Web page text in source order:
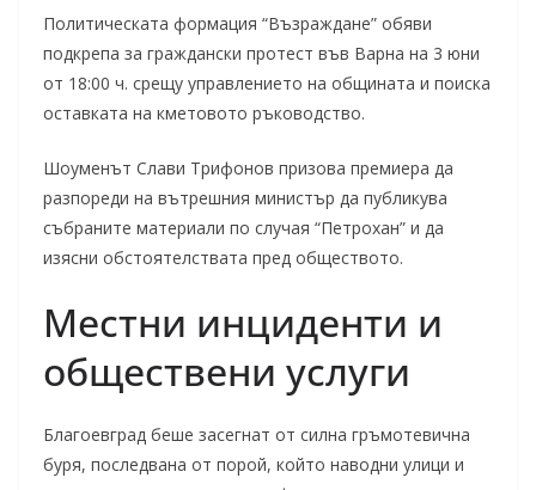
Политическата формация “Възраждане” обяви
подкрепа за граждански протест във Варна на 3 юни
от 18:00 ч. срещу управлението на общината и поиска
оставката на кметовото ръководство.
Шоуменът Слави Трифонов призова премиера да
разпореди на вътрешния министър да публикува
събраните материали по случая “Петрохан” и да
изясни обстоятелствата пред обществото.
Местни инциденти и
обществени услуги
Благоевград беше засегнат от силна гръмотевична
буря, последвана от порой, който наводни улици и